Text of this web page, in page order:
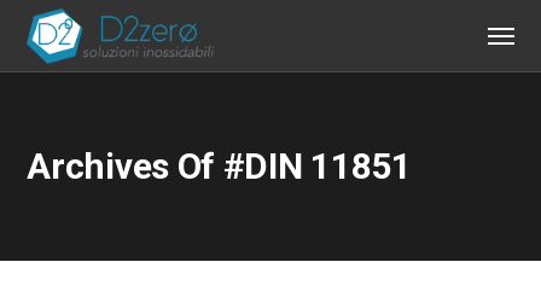
Archives Of #DIN 11851